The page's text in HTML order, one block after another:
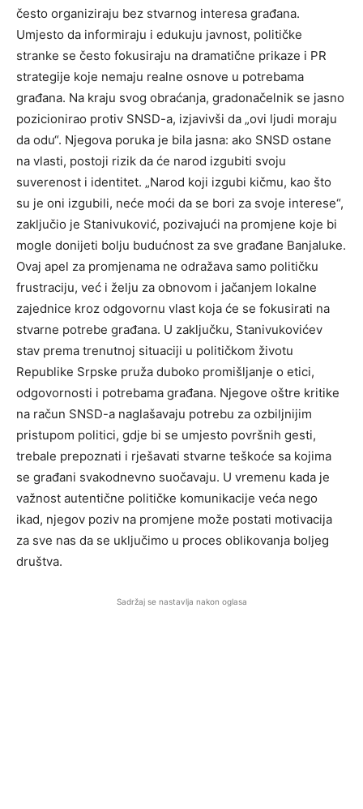
često organiziraju bez stvarnog interesa građana.
Umjesto da informiraju i edukuju javnost, političke
stranke se često fokusiraju na dramatične prikaze i PR
strategije koje nemaju realne osnove u potrebama
građana. Na kraju svog obraćanja, gradonačelnik se jasno
pozicionirao protiv SNSD-a, izjavivši da „ovi ljudi moraju
da odu“. Njegova poruka je bila jasna: ako SNSD ostane
na vlasti, postoji rizik da će narod izgubiti svoju
suverenost i identitet. „Narod koji izgubi kičmu, kao što
su je oni izgubili, neće moći da se bori za svoje interese“,
zaključio je Stanivuković, pozivajući na promjene koje bi
mogle donijeti bolju budućnost za sve građane Banjaluke.
Ovaj apel za promjenama ne odražava samo političku
frustraciju, već i želju za obnovom i jačanjem lokalne
zajednice kroz odgovornu vlast koja će se fokusirati na
stvarne potrebe građana. U zaključku, Stanivukovićev
stav prema trenutnoj situaciji u političkom životu
Republike Srpske pruža duboko promišljanje o etici,
odgovornosti i potrebama građana. Njegove oštre kritike
na račun SNSD-a naglašavaju potrebu za ozbiljnijim
pristupom politici, gdje bi se umjesto površnih gesti,
trebale prepoznati i rješavati stvarne teškoće sa kojima
se građani svakodnevno suočavaju. U vremenu kada je
važnost autentične političke komunikacije veća nego
ikad, njegov poziv na promjene može postati motivacija
za sve nas da se uključimo u proces oblikovanja boljeg
društva.
Sadržaj se nastavlja nakon oglasa